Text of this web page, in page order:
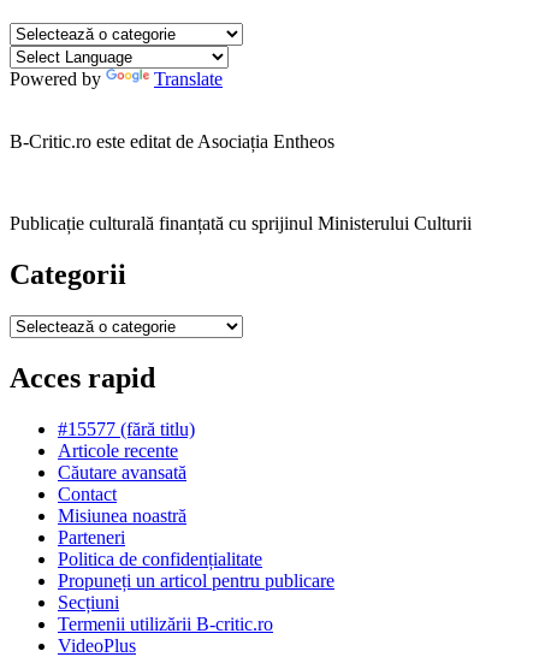
Categorii
Powered by Translate
B-Critic.ro este editat de Asociația Entheos
Publicație culturală finanțată cu sprijinul Ministerului Culturii
Categorii
Categorii
Acces rapid
#15577 (fără titlu)
Articole recente
Căutare avansată
Contact
Misiunea noastră
Parteneri
Politica de confidențialitate
Propuneți un articol pentru publicare
Secțiuni
Termenii utilizării B-critic.ro
VideoPlus